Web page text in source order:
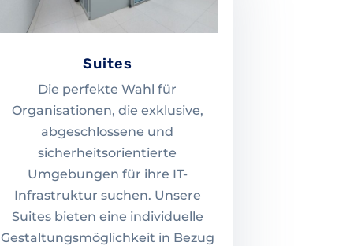
Suites
Die perfekte Wahl für
Organisationen, die exklusive,
abgeschlossene und
sicherheitsorientierte
Umgebungen für ihre IT-
Infrastruktur suchen. Unsere
Suites bieten eine individuelle
Gestaltungsmöglichkeit in Bezug